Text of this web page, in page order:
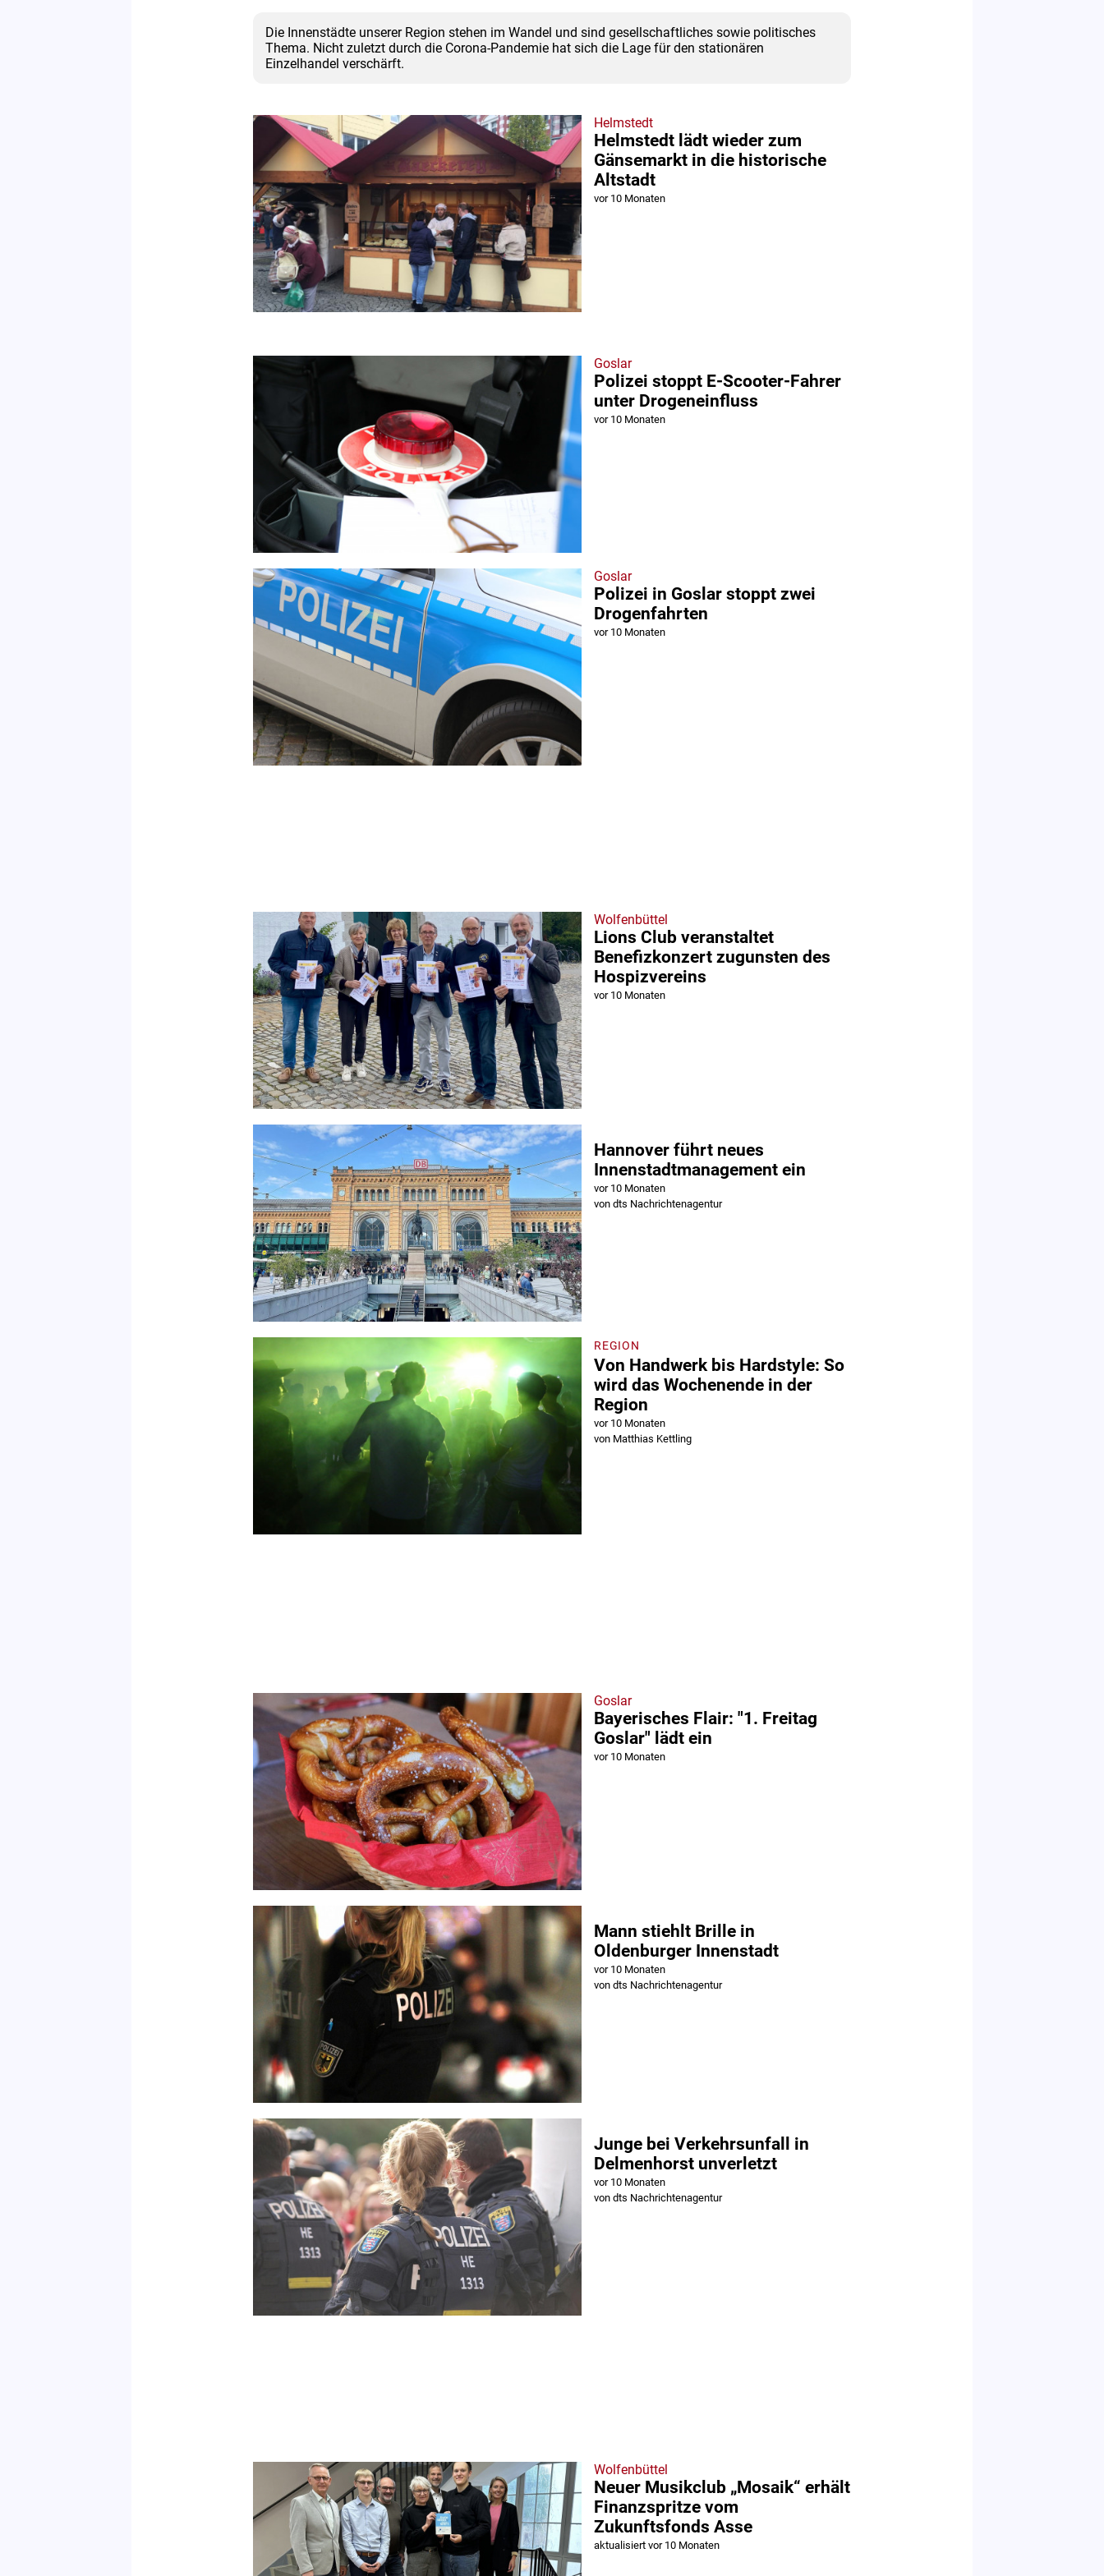
Die Innenstädte unserer Region stehen im Wandel und sind gesellschaftliches sowie politisches
Thema. Nicht zuletzt durch die Corona-Pandemie hat sich die Lage für den stationären
Einzelhandel verschärft.
Helmstedt
Helmstedt lädt wieder zum
Gänsemarkt in die historische
Altstadt
vor 10 Monaten
Goslar
Polizei stoppt E-Scooter-Fahrer
unter Drogeneinfluss
vor 10 Monaten
Goslar
Polizei in Goslar stoppt zwei
Drogenfahrten
vor 10 Monaten
Wolfenbüttel
Lions Club veranstaltet
Benefizkonzert zugunsten des
Hospizvereins
vor 10 Monaten
Hannover führt neues
Innenstadtmanagement ein
vor 10 Monaten
von dts Nachrichtenagentur
REGION
Von Handwerk bis Hardstyle: So
wird das Wochenende in der
Region
vor 10 Monaten
von Matthias Kettling
Goslar
Bayerisches Flair: "1. Freitag
Goslar" lädt ein
vor 10 Monaten
Mann stiehlt Brille in
Oldenburger Innenstadt
vor 10 Monaten
von dts Nachrichtenagentur
Junge bei Verkehrsunfall in
Delmenhorst unverletzt
vor 10 Monaten
von dts Nachrichtenagentur
Wolfenbüttel
Neuer Musikclub „Mosaik“ erhält
Finanzspritze vom
Zukunftsfonds Asse
aktualisiert vor 10 Monaten